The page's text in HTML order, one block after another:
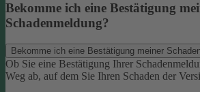
Bekomme ich eine Bestätigung
Schadenmeldung?
Bekomme ich eine Bestätigung meiner
Ob Sie eine Bestätigung Ihrer
Weg ab, auf dem Sie Ihren Schaden der